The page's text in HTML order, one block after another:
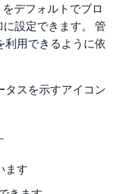
デフォルトでブロ
設定できます。 管
利用できるように依
タスを示すアイコン
ます